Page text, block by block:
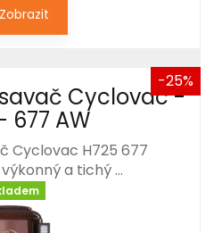
Zobrazit
-25%
Cyclovac -
677 AW
Cyclovac H725 677
a tichý …